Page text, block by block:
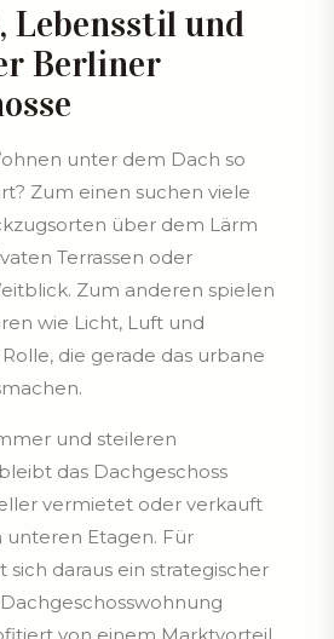
Lebensstil und
Berliner
unter dem Dach so
Zum einen suchen viele
über dem Lärm
Terrassen oder
Zum anderen spielen
wie Licht, Luft und
die gerade das urbane
und steileren
das Dachgeschoss
vermietet oder verkauft
unteren Etagen. Für
daraus ein strategischer
von einem Marktvorteil,